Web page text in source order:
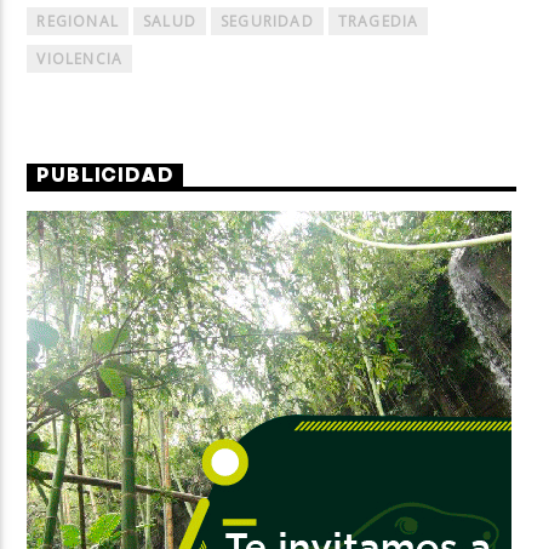
REGIONAL
SALUD SEGURIDAD
TRAGEDIA
VIOLENCIA
PUBLICIDAD